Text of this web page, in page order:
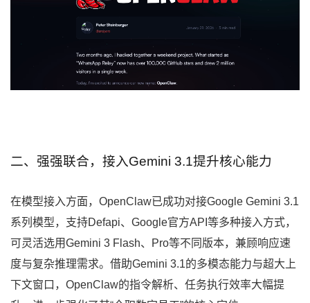
二、强强联合，接入Gemini 3.1提升核心能力
在模型接入方面，OpenClaw已成功对接Google Gemini 3.1
系列模型，支持Defapi、Google官方API等多种接入方式，
可灵活选用Gemini 3 Flash、Pro等不同版本，兼顾响应速
度与复杂推理需求。借助Gemini 3.1的多模态能力与超大上
下文窗口，OpenClaw的指令解析、任务执行效率大幅提